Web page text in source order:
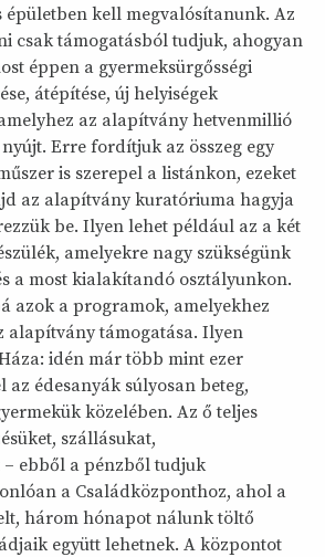
épületben kell megvalósítanunk. Az
csak támogatásból tudjuk, ahogyan
éppen a gyermeksürgősségi
átépítése, új helyiségek
az alapítvány hetvenmillió
Erre fordítjuk az összeg egy
is szerepel a listánkon, ezeket
az alapítvány kuratóriuma hagyja
be. Ilyen lehet például az a két
amelyekre nagy szükségünk
a most kialakítandó osztályunkon.
azok a programok, amelyekhez
alapítvány támogatása. Ilyen
idén már több mint ezer
az édesanyák súlyosan beteg,
közelében. Az ő teljes
szállásukat,
ebből a pénzből tudjuk
a Családközponthoz, ahol a
három hónapot nálunk töltő
együtt lehetnek. A központot